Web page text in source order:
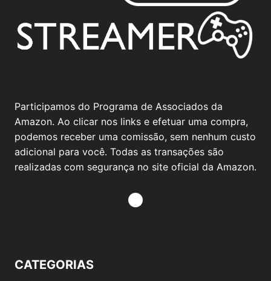
Participamos do Programa de Associados da
Amazon. Ao clicar nos links e efetuar uma compra,
podemos receber uma comissão, sem nenhum custo
adicional para você. Todas as transações são
realizadas com segurança no site oficial da Amazon.
CATEGORIAS